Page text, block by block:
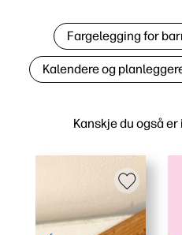
Kanskje du også
Fargelegging for
Kalendere og